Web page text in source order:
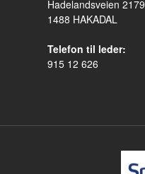
Hadelandsveien 2179
1488 HAKADAL
Telefon til leder:
915 12 626